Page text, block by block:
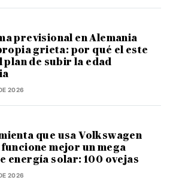
previsional en Alemania
grieta: por qué el este
plan de subir la edad
2026
que usa Volkswagen
mejor un mega
energía solar: 100 ovejas
2026